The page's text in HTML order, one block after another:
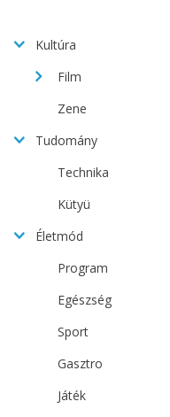
Kultúra
Film
Zene
Tudomány
Technika
Kütyü
Életmód
Program
Egészség
Sport
Gasztro
Játék